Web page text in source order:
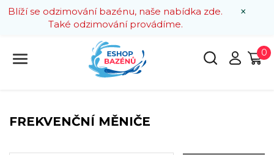
×
Blíží se odzimování bazénu, naše nabídka zde.
Také odzimování provádíme.
0
FREKVENČNÍ MĚNIČE